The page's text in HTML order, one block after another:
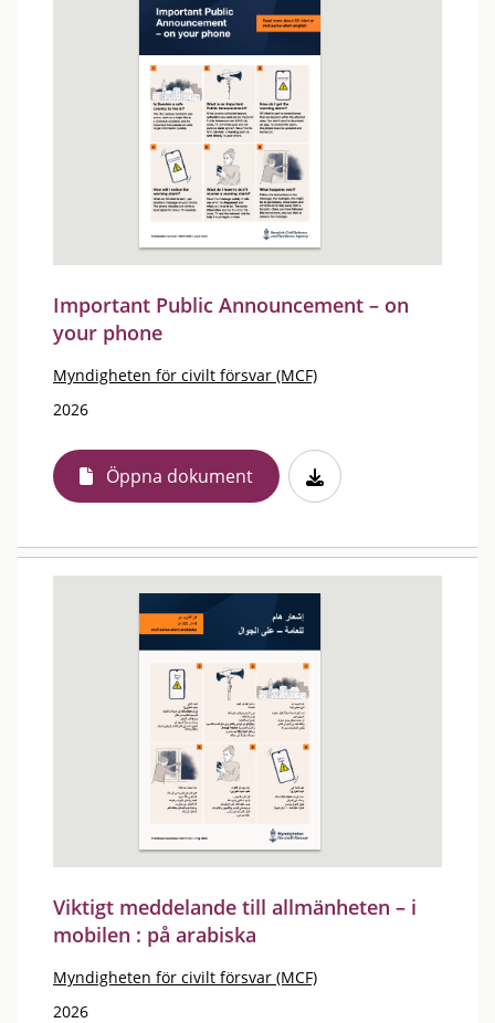
Important Public Announcement – on
your phone
Myndigheten för civilt försvar (MCF)
2026
Öppna dokument
Viktigt meddelande till allmänheten – i
mobilen : på arabiska
Myndigheten för civilt försvar (MCF)
2026